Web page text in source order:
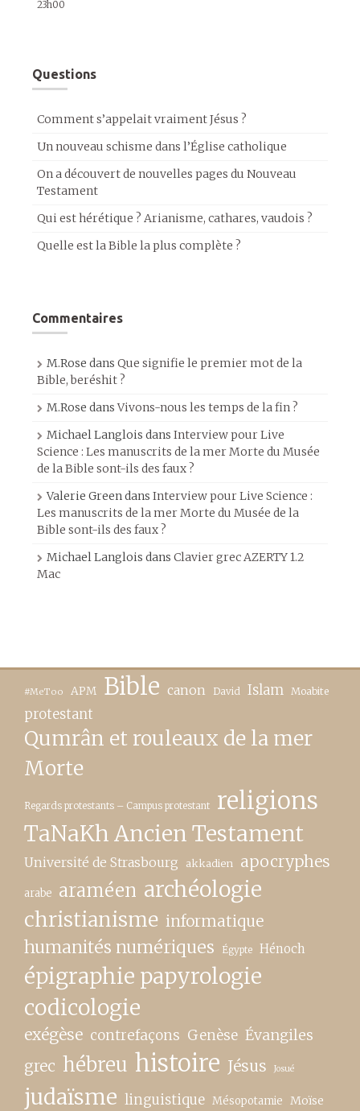
23h00
Questions
Comment s’appelait vraiment Jésus ?
Un nouveau schisme dans l’Église catholique
On a découvert de nouvelles pages du Nouveau
Testament
Qui est hérétique ? Arianisme, cathares, vaudois ?
Quelle est la Bible la plus complète ?
Commentaires
M.Rose dans Que signifie le premier mot de la
Bible, beréshit ?
M.Rose dansVivons-nous les temps de la fin ?
Michael Langlois dans Interview pour Live
Science : Les manuscrits de la mer Morte du Musée
de la Bible sont-ils des faux ?
Valerie Greendans Interview pour Live Science :
Les manuscrits de la mer Morte du Musée de la
Bible sont-ils des faux ?
Michael Langlois dans Clavier grec AZERTY 1.2
Mac
#MeToo APM Bible canon David Islam Moabite
protestant
Qumrân et rouleaux de la mer
Morte
Regards protestants – Campus protestant religions
TaNaKh Ancien Testament
Université de Strasbourg akkadien apocryphes
arabe araméen archéologie
christianisme informatique
humanités numériques Égypte Hénoch
épigraphie papyrologie
codicologie
exégèse contrefaçons Genèse Évangiles
grec hébreu histoire Jésus Josué
judaïsme linguistique Mésopotamie Moïse